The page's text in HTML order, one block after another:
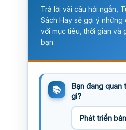
Trả lời vài câu hỏi ngắn,
Sách Hay sẽ gợi ý những
với mục tiêu, thời gian và
bạn.
Bạn đang quan
gì?